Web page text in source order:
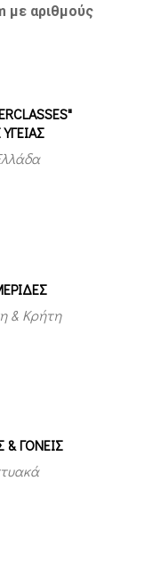
με αριθμούς
& Κρήτη
& ΓΟΝΕΙΣ